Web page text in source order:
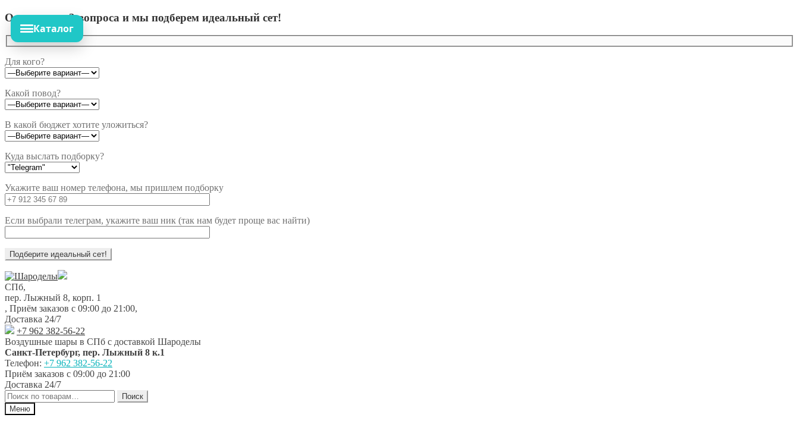
Ответьте на 3 вопроса и мы подберем идеальный сет!
Для кого?
Какой повод?
В какой бюджет хотите уложиться?
Куда выслать подборку?
Укажите ваш номер телефона, мы пришлем подборку
Если выбрали телеграм, укажите ваш ник (так нам будет проще вас найти)
Перейти
к
навигации
Перейти
к
содержимому
СПб,
пер. Лыжный 8, корп. 1
, Приём заказов с 09:00 до 21:00,
Доставка 24/7
+7 962 382-56-22
Воздушные шары в СПб с доставкой Шароделы
Санкт-Петербург, пер. Лыжный 8 к.1
Телефон: +7 962 382-56-22
Приём заказов с 09:00 до 21:00
Доставка 24/7
Искать:
Поиск
Меню
Каталог